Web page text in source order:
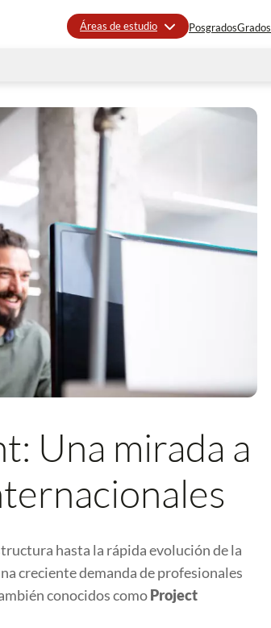
Áreas de estudio PosgradosGrados
Una mirada a
hasta la rápida evolución de la
creciente demanda de profesionales
conocidos comoProject